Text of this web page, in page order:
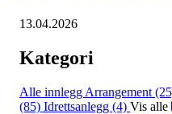
13.04.2026
Kategori
Alle innlegg Arrangement
(85) Idrettsanlegg (4) Vis alle